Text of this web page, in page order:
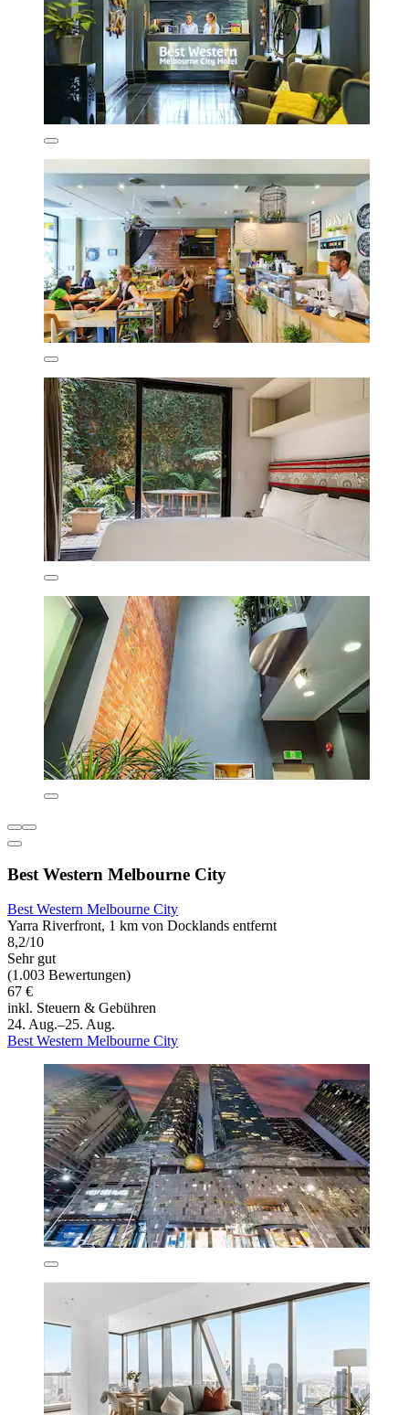
Best Western Melbourne City
Best Western Melbourne City
Yarra Riverfront, 1 km von Docklands entfernt
8,2/10
Sehr gut
(1.003 Bewertungen)
67 €
inkl. Steuern & Gebühren
24. Aug.–25. Aug.
Best Western Melbourne City